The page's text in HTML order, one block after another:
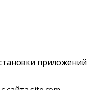
приложений